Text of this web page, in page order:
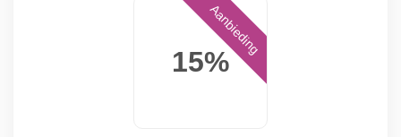
15%
Aanbieding